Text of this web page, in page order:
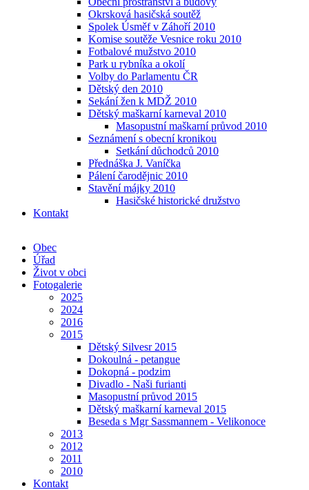
Okrsková hasičská soutěž
Spolek Úsměf v Záhoří 2010
Komise soutěže Vesnice roku 2010
Fotbalové mužstvo 2010
Park u rybníka a okolí
Volby do Parlamentu ČR
Dětský den 2010
Sekání žen k MDŽ 2010
Dětský maškarní karneval 2010
Masopustní maškarní průvod 2010
Seznámení s obecní kronikou
Setkání důchodců 2010
Přednáška J. Vaníčka
Pálení čarodějnic 2010
Stavění májky 2010
Hasičské historické družstvo
Kontakt
Obec
Úřad
Život v obci
Fotogalerie
2025
2024
2016
2015
Dětský Silvesr 2015
Dokoulná - petangue
Dokopná - podzim
Divadlo - Naši furianti
Masopustní průvod 2015
Dětský maškarní karneval 2015
Beseda s Mgr Sassmannem - Velikonoce
2013
2012
2011
2010
Kontakt